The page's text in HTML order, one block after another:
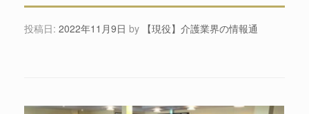
投稿日: 2022年11月9日 by 【現役】介護業界の情報通